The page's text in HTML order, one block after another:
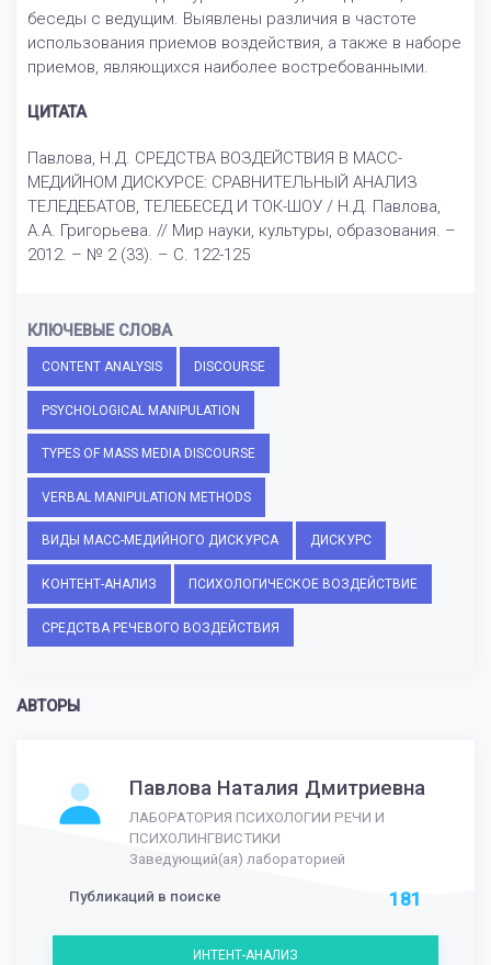
беседы с ведущим. Выявлены различия в частоте
использования приемов воздействия, а также в наборе
приемов, являющихся наиболее востребованными.
ЦИТАТА
Павлова, Н.Д. СРЕДСТВА ВОЗДЕЙСТВИЯ В МАСС-
МЕДИЙНОМ ДИСКУРСЕ: СРАВНИТЕЛЬНЫЙ АНАЛИЗ
ТЕЛЕДЕБАТОВ, ТЕЛЕБЕСЕД И ТОК-ШОУ / Н.Д. Павлова,
А.А. Григорьева. // Мир науки, культуры, образования. –
2012. – № 2 (33). – С. 122-125
КЛЮЧЕВЫЕ СЛОВА
CONTENT ANALYSIS DISCOURSE
PSYCHOLOGICAL MANIPULATION
TYPES OF MASS MEDIA DISCOURSE
VERBAL MANIPULATION METHODS
ВИДЫ МАСС-МЕДИЙНОГО ДИСКУРСА ДИСКУРС
КОНТЕНТ-АНАЛИЗ ПСИХОЛОГИЧЕСКОЕ ВОЗДЕЙСТВИЕ
СРЕДСТВА РЕЧЕВОГО ВОЗДЕЙСТВИЯ
АВТОРЫ
Павлова Наталия Дмитриевна
ЛАБОРАТОРИЯ ПСИХОЛОГИИ РЕЧИ И
ПСИХОЛИНГВИСТИКИ
Заведующий(ая) лабораторией
Публикаций в поиске 181
ИНТЕНТ-АНАЛИЗ